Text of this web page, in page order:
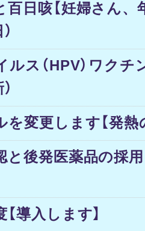
日咳【妊婦さん、
ス（HPV）ワクチ
変更します【発熱
後発医薬品の採用
導入します】